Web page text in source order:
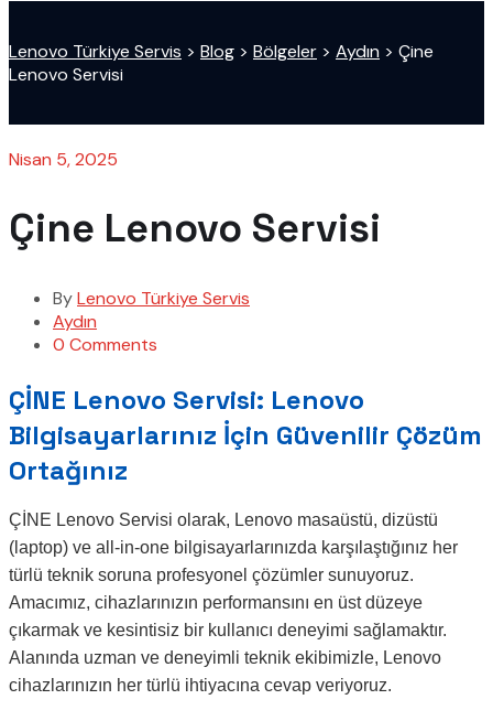
Lenovo Türkiye Servis > Blog > Bölgeler > Aydın > Çine
Lenovo Servisi
Nisan 5, 2025
Çine Lenovo Servisi
ByLenovo Türkiye Servis
Aydın
0 Comments
ÇİNE Lenovo Servisi: Lenovo
Bilgisayarlarınız İçin Güvenilir Çözüm
Ortağınız
ÇİNE Lenovo Servisi olarak, Lenovo masaüstü, dizüstü
(laptop) ve all-in-one bilgisayarlarınızda karşılaştığınız her
türlü teknik soruna profesyonel çözümler sunuyoruz.
Amacımız, cihazlarınızın performansını en üst düzeye
çıkarmak ve kesintisiz bir kullanıcı deneyimi sağlamaktır.
Alanında uzman ve deneyimli teknik ekibimizle, Lenovo
cihazlarınızın her türlü ihtiyacına cevap veriyoruz.